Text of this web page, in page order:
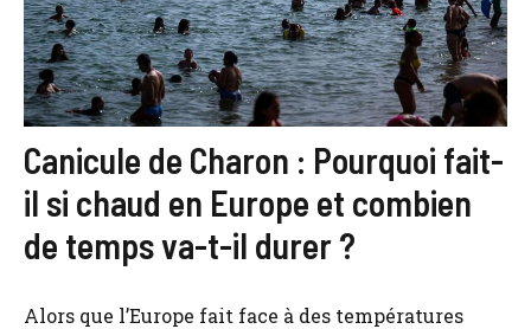
Canicule de Charon : Pourquoi fait-
il si chaud en Europe et combien
de temps va-t-il durer ?
Alors que l’Europe fait face à des températures